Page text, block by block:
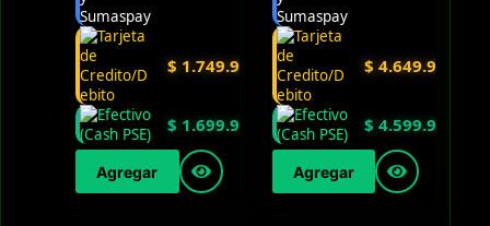
$ 1.749.900
$ 1.699.900
Agregar
$ 4.649.900
$ 4.599.900
Agregar